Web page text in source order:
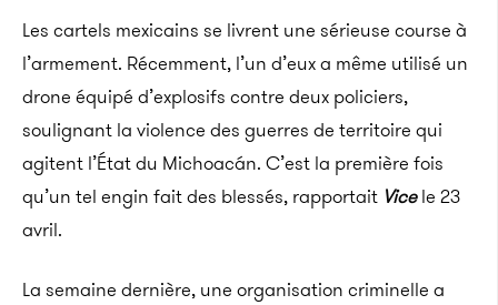
Les cartels mexicains se livrent une sérieuse course à
l’armement. Récemment, l’un d’eux a même utilisé un
drone équipé d’explosifs contre deux policiers,
soulignant la violence des guerres de territoire qui
agitent l’État du Michoacán. C’est la première fois
qu’un tel engin fait des blessés, rapportait Vicele 23
avril.
La semaine dernière, une organisation criminelle a